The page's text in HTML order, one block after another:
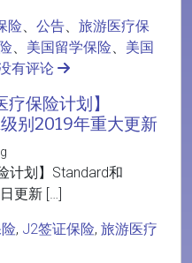
险、 公告、 旅游医疗保
、 美国留学保险、 美国
有评论
保险计划】
别2019年重大更新
计划】Standard和
更新 […]
, J2签证保险, 旅游医疗